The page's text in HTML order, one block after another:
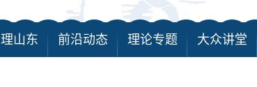
山东 前沿动态 理论专题 大众讲堂